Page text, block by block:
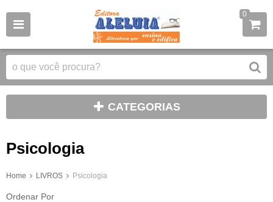
0
CATEGORIAS
Psicologia
Home LIVROS Psicologia
Ordenar Por